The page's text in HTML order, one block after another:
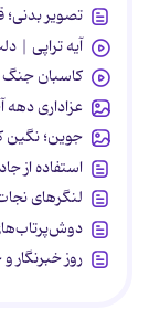
تصویر بدنی؛
آیه تراپی |
کاسبان جنگ
عزاداری دهه
جوین؛ نگین
استفاده از
لنگرهای
روز